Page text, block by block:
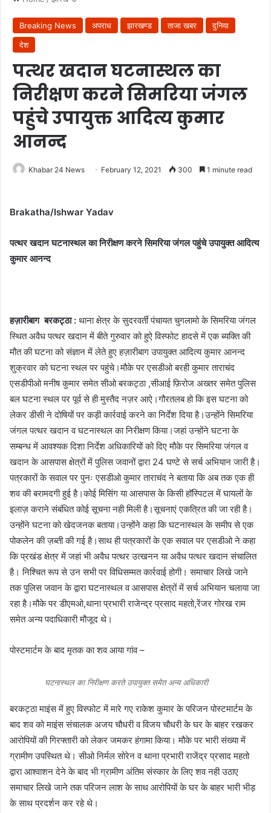
Breaking News अपराध झारखण्ड ताजा खबर
दुनिया
देश
पत्थर खदान घटनास्थल का
निरीक्षण करने सिमरिया जंगल
पहुंचे उपायुक्त आदित्य कुमार
आनन्द
Khabar 24 News February 12, 2021 300 1 minute read
Brakatha/Ishwar Yadav
पत्थर खदान घटनास्थल का निरीक्षण करने सिमरिया जंगल पहुंचे उपायुक्त आदित्य
कुमार आनन्द
हज़ारीबाग बरकट्ठा : थाना क्षेत्र के सुदरवर्ती पंचायत चुगलामो के सिमरिया जंगल
स्थित अवैध पत्थर खदान में बीते गुरुवार को हुऐ विस्फोट हादसे में एक ब्यक्ति की
मौत की घटना को संज्ञान में लेते हुए हज़ारीबाग उपायुक्त आदित्य कुमार आनन्द
शुक्रवार को घटना स्थल पर पहुंचे।मौके पर एसडीओ बरही कुमार ताराचंद
एसडीपीओ मनीष कुमार समेत सीओ बरकट्ठा ,सीआई फ़िरोज अख्तर समेत पुलिस
बल घटना स्थल पर पूर्व से ही मुस्तैद नज़र आऐ।गौरतलब हो कि इस घटना को
लेकर डीसी ने दोषियों पर कड़ी कार्रवाई करने का निर्देश दिया है।उन्होंने सिमरिया
जंगल पत्थर खदान व घटनास्थल का निरीक्षण किया।जहां उन्होंने घटना के
सम्बन्ध में आवश्यक दिशा निर्देश अधिकारियों को दिए मौके पर सिमरिया जंगल व
खदान के आसपास क्षेत्रों में पुलिस जवानों द्वारा 24 घण्टे से सर्च अभियान जारी है।
पत्रकारों के सवाल पर पुनः एसडीओ कुमार ताराचंद ने बताया कि अब तक एक ही
शव की बरामदगी हुई है।कोई मिसिंग या आसपास के किसी हॉस्पिटल में घायलों के
इलाज़ कराने संबंधित कोई सूचना नही मिली है।सूचनाएं एकत्रित की जा रही है।
उन्होंने घटना को खेदजनक बताया।उन्होंने कहा कि घटनास्थल के समीप से एक
पोकलेन की ज़ब्ती की गई है।साथ ही पत्रकारों के एक सवाल पर एसडीओ ने कहा
कि प्रखंड क्षेत्र में जहां भी अवैध पत्थर उत्खनन या अवैध पत्थर खदान संचालित
है। निश्चित रूप से उन सभी पर विधिसम्मत कार्रवाई होगी। समाचार लिखे जाने
तक पुलिस जवान के द्वारा घटनास्थल व आसपास क्षेत्रों में सर्च अभियान चलाया जा
रहा है।मौके पर डीएमओ,थाना प्रभारी राजेन्द्र प्रसाद महतो,रेंजर गोरख राम
समेत अन्य पदाधिकारी मौजूद थे।
पोस्टमार्टम के बाद मृतक का शव आया गांव –
घटनास्थल का निरीक्षण करते उपायुक्त समेत अन्य अधिकारी
बरकट्ठा माइंस में हुए विस्फोट में मारे गए राकेश कुमार के परिजन पोस्टमार्टम के
बाद शव को माइंस संचालक अजय चौधरी व विजय चौधरी के घर के बाहर रखकर
आरोपियों की गिरफ्तारी को लेकर जमकर हंगामा किया। मौके पर भारी संख्या में
ग्रामीण उपस्थित थे। सीओ निर्मल सोरेन व थाना प्रभारी राजेंद्र प्रसाद महतो
द्वारा आश्वाशन देने के बाद भी ग्रामीण अंतिम संस्कार के लिए शव नही उठाए
समाचार लिखे जाने तक परिजन लाश के साथ आरोपियों के घर के बाहर भारी भीड़
के साथ प्रदर्शन कर रहे थे।